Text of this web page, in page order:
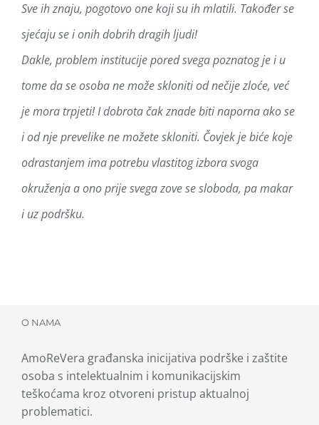
Sve ih znaju, pogotovo one koji su ih mlatili. Također se
sjećaju se i onih dobrih dragih ljudi!
Dakle, problem institucije pored svega poznatog je i u
tome da se osoba ne može skloniti od nečije zloće, već
je mora trpjeti! I dobrota čak znade biti naporna ako se
i od nje prevelike ne možete skloniti. Čovjek je biće koje
odrastanjem ima potrebu vlastitog izbora svoga
okruženja a ono prije svega zove se sloboda, pa makar
i uz podršku.
O NAMA
AmoReVera građanska inicijativa podrške i zaštite
osoba s intelektualnim i komunikacijskim
teškoćama kroz otvoreni pristup aktualnoj
problematici.